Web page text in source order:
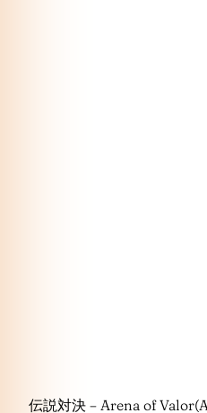
伝説対決 – Arena of